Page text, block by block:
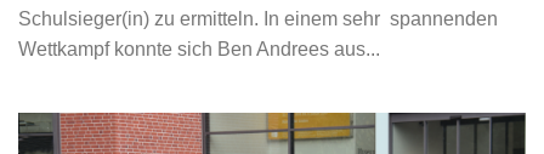
Schulsieger(in) zu ermitteln. In einem sehr spannenden
Wettkampf konnte sich Ben Andrees aus...